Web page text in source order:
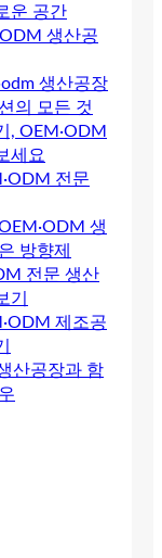
운 공간
생산공
생산공장
의 모든 것
, OEM·ODM
세요
전문
생
방향제
전문 생산
기
제조공
산공장과 함